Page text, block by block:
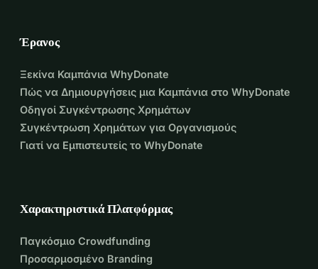
Έρανος
Ξεκίνα Καμπάνια WhyDonate
Πώς να Δημιουργήσεις μια Καμπάνια στο WhyDonate
Οδηγοί Συγκέντρωσης Χρημάτων
Συγκέντρωση Χρημάτων για Οργανισμούς
Γιατί να Εμπιστευτείς το WhyDonate
Χαρακτηριστικά Πλατφόρμας
Παγκόσμιο Crowdfunding
Προσαρμοσμένο Branding